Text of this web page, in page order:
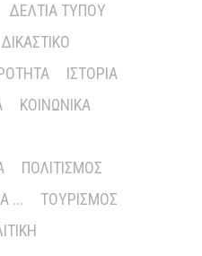
ΔΕΛΤΊΑ ΤΎΠΟΥ
ΔΙΚΑΣΤΙΚΌ
ΙΣΤΟΡΊΑ
ΚΟΙΝΩΝΙΚΆ
ΠΟΛΙΤΙΣΜΌΣ
...
ΤΟΥΡΙΣΜΌΣ